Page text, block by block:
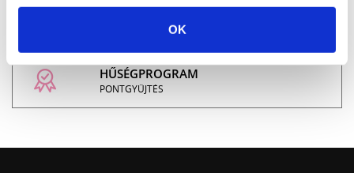
OK
100% BIZTONSÁGOS
ONLINE VÁSÁRLÁS
HŰSÉGPROGRAM
PONTGYŰJTÉS